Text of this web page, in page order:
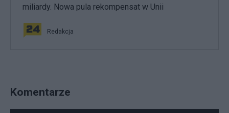
miliardy. Nowa pula rekompensat w Unii
Redakcja
Komentarze